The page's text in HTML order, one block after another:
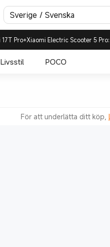
Sverige / Svenska
17T Pro+Xiaomi Electric Scooter 5
Livsstil POCO
För att underlätta ditt köp,